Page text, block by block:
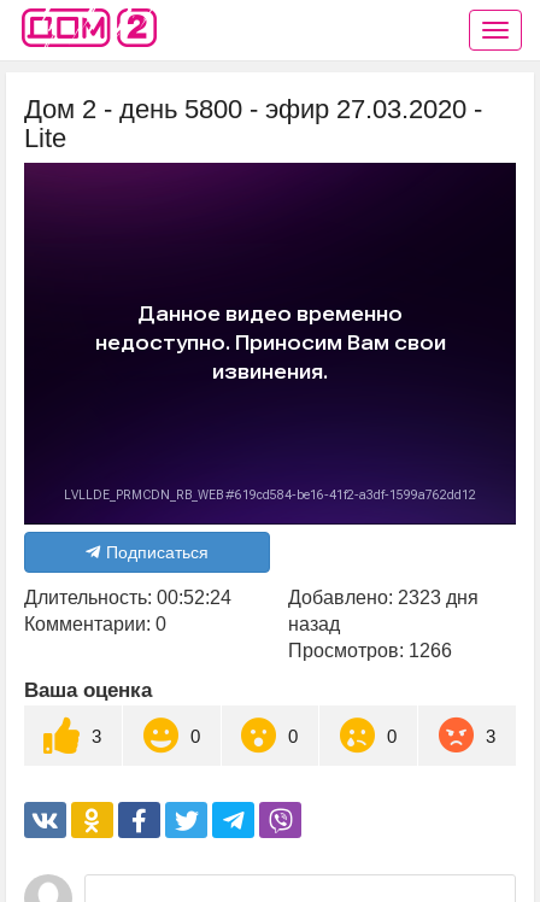
Дом 2 - день 5800 - эфир 27.03.2020 -
Lite
Подписаться
Длительность: 00:52:24
Комментарии: 0
Добавлено: 2323 дня
назад
Просмотров: 1266
Ваша оценка
3 0 0 0 3